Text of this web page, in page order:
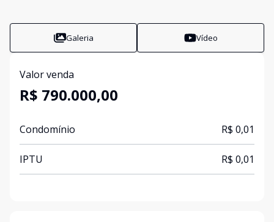
Galeria Vídeo
Valor venda
R$ 790.000,00
Condomínio R$ 0,01
IPTU R$ 0,01